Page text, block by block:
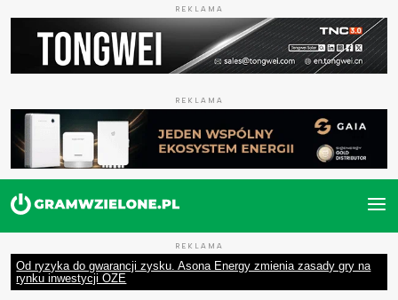
REKLAMA
REKLAMA
REKLAMA
Od ryzyka do gwarancji zysku. Asona Energy zmienia zasady gry na
rynku inwestycji OZE